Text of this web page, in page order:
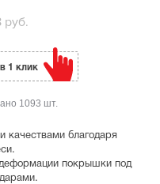
качествами благодаря
покрышки под
руб.
1 клик
1093 шт.